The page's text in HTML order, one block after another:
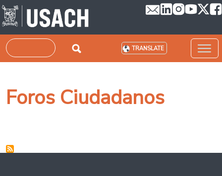
Skip to main content
Search TRANSLATE
Foros Ciudadanos